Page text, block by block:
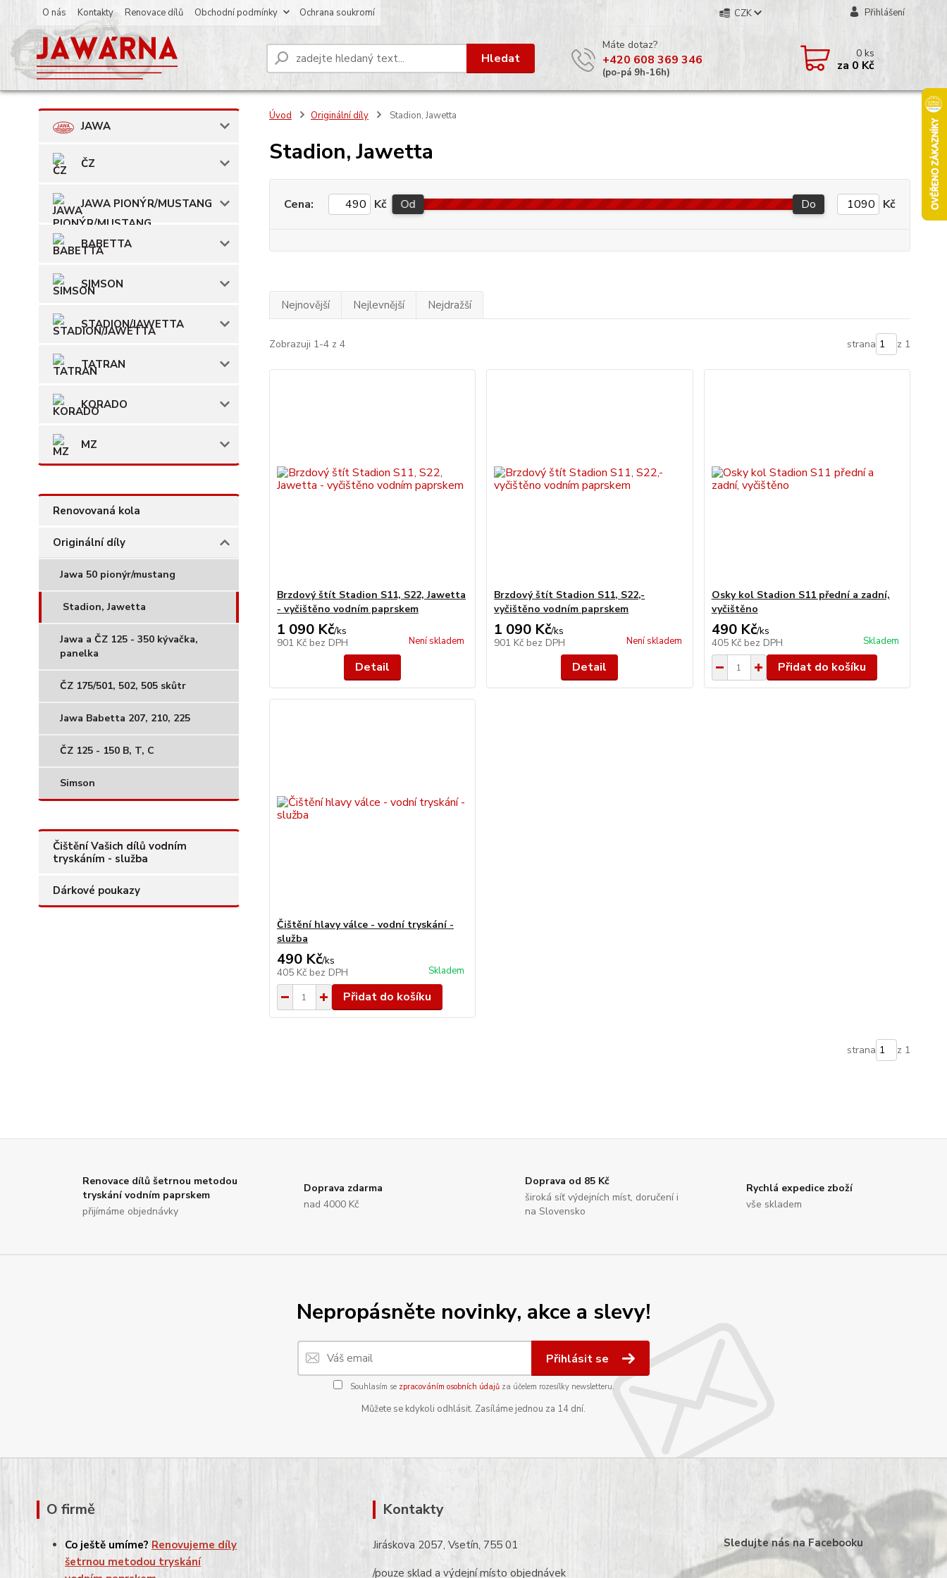
O nás Kontakty Renovace dílů Obchodní podmínky Ochrana soukromí CZK Přihlášení
Hledat
Máte dotaz?
+420 608 369 346
(po-pá 9h-16h)
0ks
za 0 Kč
JAWA
ČZ
JAWA PIONÝR/MUSTANG
BABETTA
SIMSON
STADION/JAWETTA
TATRAN
KORADO
MZ
Renovovaná kola
Originální díly
Jawa 50 pionýr/mustang
Stadion, Jawetta
Jawa a ČZ 125 - 350 kývačka,
panelka
ČZ 175/501, 502, 505 skůtr
Jawa Babetta 207, 210, 225
ČZ 125 - 150 B, T, C
Simson
Čištění Vašich dílů vodním
tryskáním - služba
Dárkové poukazy
Úvod Originální díly Stadion, Jawetta
Stadion, Jawetta
Cena: Kč Od Do Kč
Nejnovější Nejlevnější Nejdražší
Zobrazuji 1-4 z 4 strana z 1
Brzdový štít Stadion S11, S22, Jawetta
- vyčištěno vodním paprskem
1 090 Kč/ks
901 Kč bez DPH Není skladem
Detail
Brzdový štít Stadion S11, S22,-
vyčištěno vodním paprskem
1 090 Kč/ks
901 Kč bez DPH Není skladem
Detail
Osky kol Stadion S11 přední a zadní,
vyčištěno
490 Kč/ks
405 Kč bez DPH Skladem
Přidat do košíku
Čištění hlavy válce - vodní tryskání -
služba
490 Kč/ks
405 Kč bez DPH Skladem
Přidat do košíku
strana z 1
Renovace dílů šetrnou metodou
tryskání vodním paprskem
přijímáme objednávky
Doprava zdarma
nad 4000 Kč
Doprava od 85 Kč
široká síť výdejních míst, doručení i
na Slovensko
Rychlá expedice zboží
vše skladem
Nepropásněte novinky, akce a slevy!
Přihlásit se
Souhlasím se zpracováním osobních údajůza účelem rozesílky newsletteru.
Můžete se kdykoli odhlásit. Zasíláme jednou za 14 dní.
O firmě
Co ještě umíme? Renovujeme díly
šetrnou metodou tryskání
Kontakty
Jiráskova 2057, Vsetín, 755 01
/pouze sklad a výdejní místo objednávek
Sledujte nás na Facebooku